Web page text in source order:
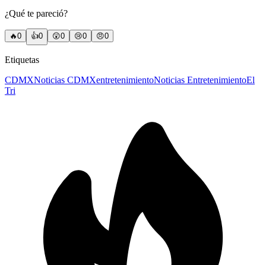
¿Qué te pareció?
🔥0 👍0 😲0 😢0 😠0
Etiquetas
CDMXNoticias CDMXentretenimientoNoticias EntretenimientoEl
Tri